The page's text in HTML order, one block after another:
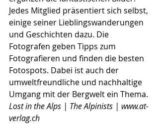
Jedes Mitglied präsentiert sich selbst,
einige seiner Lieblingswanderungen
und Geschichten dazu. Die
Fotografen geben Tipps zum
Fotografieren und finden die besten
Fotospots. Dabei ist auch der
umweltfreundliche und nachhaltige
Umgang mit der Bergwelt ein Thema.
Lost in the Alps | The Alpinists | www.at-
verlag.ch